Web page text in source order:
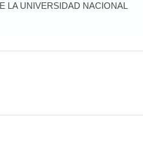
LA UNIVERSIDAD NACIONAL